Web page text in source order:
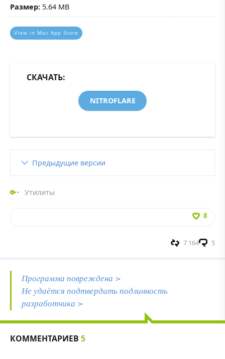
Размер: 5.64 MB
View in Mac App Store
СКАЧАТЬ:
NITROFLARE
Предыдущие версии
Утилиты
8
5
7 164
Программа повреждена >
Не удаётся подтвердить подлинность
разработчика >
КОММЕНТАРИЕВ 5